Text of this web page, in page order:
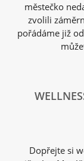
městečko
zvolili
pořádáme již
Dopřejte si